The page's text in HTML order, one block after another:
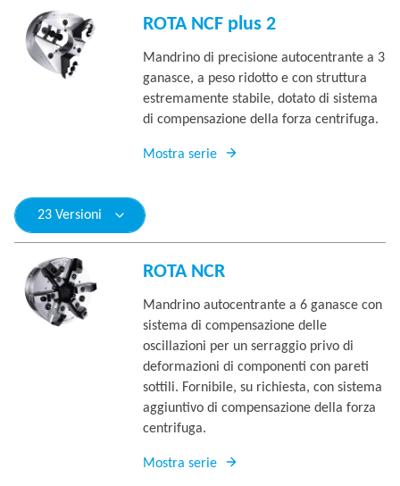
ROTA NCF plus 2
Mandrino di precisione autocentrante a 3
ganasce, a peso ridotto e con struttura
estremamente stabile, dotato di sistema
di compensazione della forza centrifuga.
Mostra serie
23 Versioni
ROTA NCR
Mandrino autocentrante a 6 ganasce con
sistema di compensazione delle
oscillazioni per un serraggio privo di
deformazioni di componenti con pareti
sottili. Fornibile, su richiesta, con sistema
aggiuntivo di compensazione della forza
centrifuga.
Mostra serie